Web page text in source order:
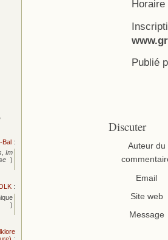
Publié
Discuter
Auteur du
Email
Site web
Message
Bal :
Im
)
:
)
: